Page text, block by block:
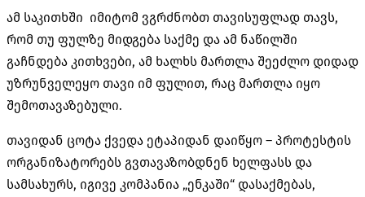
ამ საკითხში იმიტომ ვგრძნობთ თავისუფლად თავს,
რომ თუ ფულზე მიდგება საქმე და ამ ნაწილში
გაჩნდება კითხვები, ამ ხალხს მართლა შეეძლო დიდად
უზრუნველეყო თავი იმ ფულით, რაც მართლა იყო
შემოთავაზებული.
თავიდან ცოტა ქვედა ეტაპიდან დაიწყო – პროტესტის
ორგანიზატორებს გვთავაზობდნენ ხელფასს და
სამსახურს, იგივე კომპანია „ენკაში“ დასაქმებას,